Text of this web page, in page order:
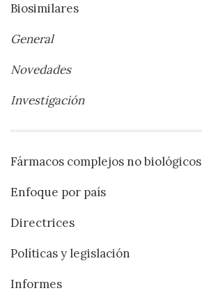
Biosimilares
General
Novedades
Investigación
Fármacos complejos no biológicos
Enfoque por país
Directrices
Políticas y legislación
Informes